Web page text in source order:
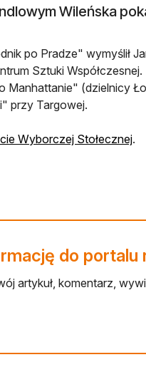
Wileńska
po Pradze" wymyślił
Sztuki
Manhattanie" (dzielnicy
przy Targowej.
Wyborczej Stołecznej.
do portalu
artykuł, komentarz,